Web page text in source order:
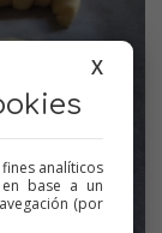
X
analíticos
base a un
(por